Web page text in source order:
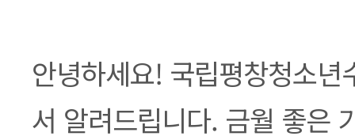
본문
안녕하세요! 국립평창청소년
서 알려드립니다. 금월 좋은